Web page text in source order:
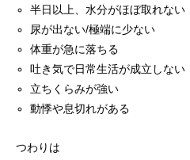
半日以上、水分がほぼ取れない
尿が出ない/極端に少ない
体重が急に落ちる
吐き気で日常生活が成立しない
立ちくらみが強い
動悸や息切れがある
つわりは